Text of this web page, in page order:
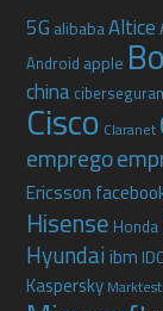
5G alibabaAltice
Android apple
china
Cisco Claranet
emprego
Ericsson
Hisense Honda
Hyundai ibm IDC
Kaspersky Marktest